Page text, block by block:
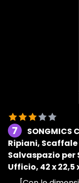
7
Ripiani,
Salvaspazio per
Ufficio, 42 x 22,5